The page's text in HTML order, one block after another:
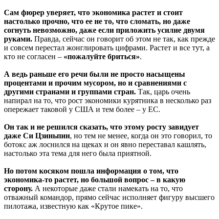
Сам фюрер уверяет, что экономика растет и стоит
настолько прочно, что ее не то, что сломать, но даже
согнуть невозможно, даже если приложить усилие двумя
руками. Правда, сейчас он говорит об этом не так, как прежде
и совсем перестал жонглировать цифрами. Растет и все тут, а
кто не согласен – «пожалуйте бриться».
А ведь раньше его речи были не просто насыщены
процентами и прочим мусором, но и сравнениями с
другими странами и группами стран. Так, царь очень
напирал на то, что рост экономики курятника в несколько раз
опережает таковой у США и тем более – у ЕС.
Он так и не решился сказать, что этому росту завидует
даже Си Цзиньпин, но тем не менее, когда он это говорил, то
ботокс аж лоснился на щеках и он явно переставал кашлять,
настолько эта тема для него была приятной.
Но потом косяком пошла информация о том, что
экономика-то растет, но большой вопрос – в какую
сторону. А некоторые даже стали намекать на то, что
отважный командор, прямо сейчас исполняет фигуру высшего
пилотажа, известную как «Крутое пике».